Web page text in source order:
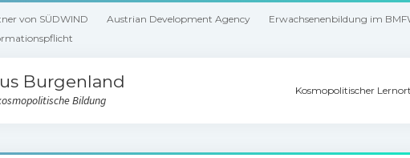
von SÜDWIND Austrian Development Agency Erwachsenenbildung im
Burgenland
Bildung
Kosmopolitischer Lernort